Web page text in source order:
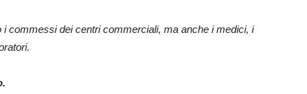
commessi dei centri commerciali, ma anche i medici, i